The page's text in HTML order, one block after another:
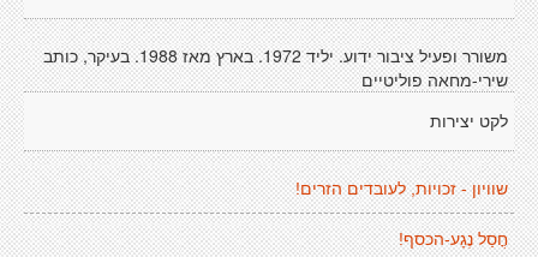
משורר ופעיל ציבור ידוע. יליד 1972. בארץ מאז 1988. בעיקר, כותב
שירי-מחאה פוליטיים
לקט יצירות
שוויון - זכויות, לעובדים הזרים!
חֳסַל נֶגָע-הכסף!